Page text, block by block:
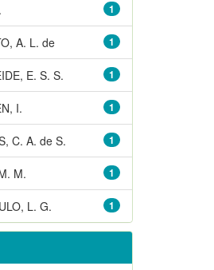
1
1
A. L. de
1
E. S. S.
1
I.
1
C. A. de S.
1
M.
1
L. G.